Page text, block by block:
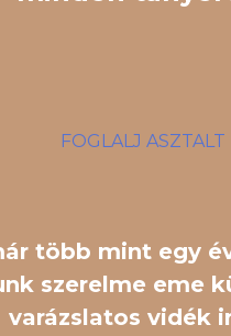
FOGLALJ ASZTALT
több mint egy
szerelme eme
varázslatos vidék